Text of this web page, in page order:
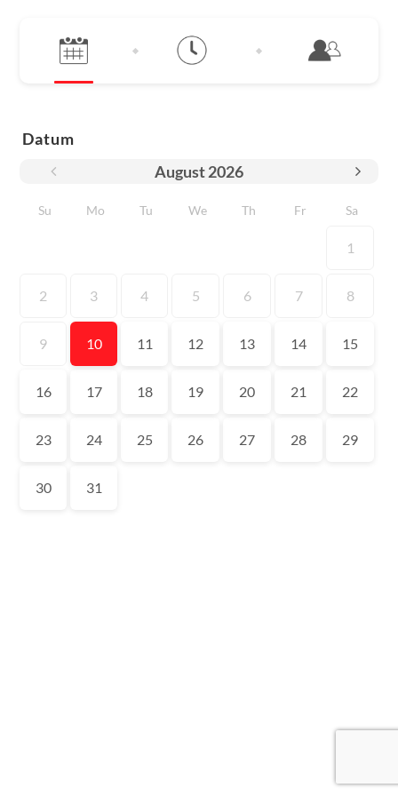
Datum
August2026
Su Mo Tu We Th Fr Sa
1
2 3 4 5 6 7 8
9 10 11 12 13 14 15
16 17 18 19 20 21 22
23 24 25 26 27 28 29
30 31